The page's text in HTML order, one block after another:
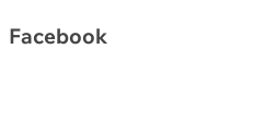
Facebook